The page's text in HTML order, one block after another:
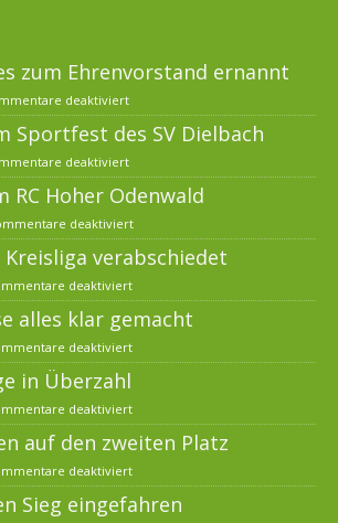
zum Ehrenvorstand ernannt
deaktiviert
Sportfest des SV Dielbach
deaktiviert
RC Hoher Odenwald
deaktiviert
verabschiedet
deaktiviert
alles klar gemacht
deaktiviert
in Überzahl
deaktiviert
auf den zweiten Platz
deaktiviert
Sieg eingefahren